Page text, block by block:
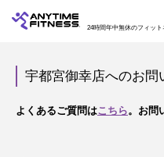
24時間年中無休のフィット
宇都宮御幸店へのお問
よくあるご質問はこちら。お問